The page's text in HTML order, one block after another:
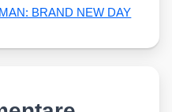
BRAND NEW DAY